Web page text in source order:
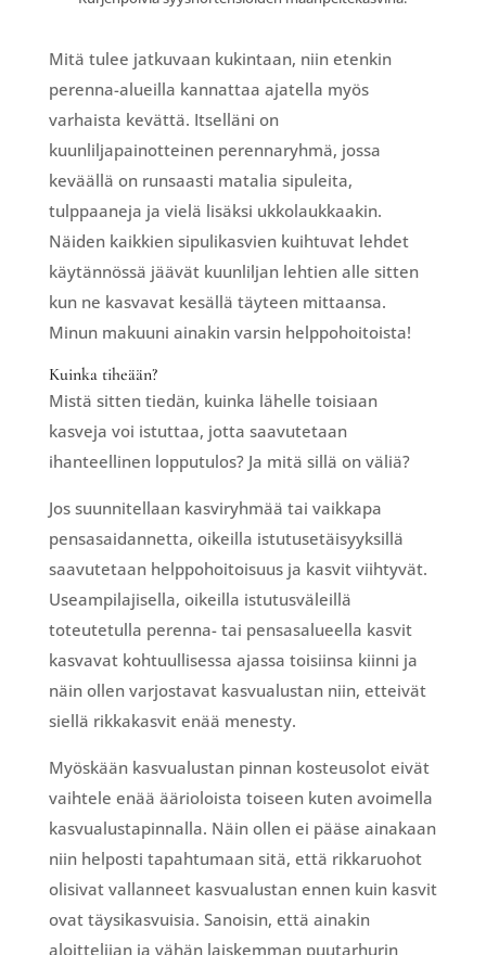
Mitä tulee jatkuvaan kukintaan, niin etenkin
perenna-alueilla kannattaa ajatella myös
varhaista kevättä. Itselläni on
kuunliljapainotteinen perennaryhmä, jossa
keväällä on runsaasti matalia sipuleita,
tulppaaneja ja vielä lisäksi ukkolaukkaakin.
Näiden kaikkien sipulikasvien kuihtuvat lehdet
käytännössä jäävät kuunliljan lehtien alle sitten
kun ne kasvavat kesällä täyteen mittaansa.
Minun makuuni ainakin varsin helppohoitoista!
Kuinka tiheään?
Mistä sitten tiedän, kuinka lähelle toisiaan
kasveja voi istuttaa, jotta saavutetaan
ihanteellinen lopputulos? Ja mitä sillä on väliä?
Jos suunnitellaan kasviryhmää tai vaikkapa
pensasaidannetta, oikeilla istutusetäisyyksillä
saavutetaan helppohoitoisuus ja kasvit viihtyvät.
Useampilajisella, oikeilla istutusväleillä
toteutetulla perenna- tai pensasalueella kasvit
kasvavat kohtuullisessa ajassa toisiinsa kiinni ja
näin ollen varjostavat kasvualustan niin, etteivät
siellä rikkakasvit enää menesty.
Myöskään kasvualustan pinnan kosteusolot eivät
vaihtele enää äärioloista toiseen kuten avoimella
kasvualustapinnalla. Näin ollen ei pääse ainakaan
niin helposti tapahtumaan sitä, että rikkaruohot
olisivat vallanneet kasvualustan ennen kuin kasvit
ovat täysikasvuisia. Sanoisin, että ainakin
aloittelijan ja vähän laiskemman puutarhurin